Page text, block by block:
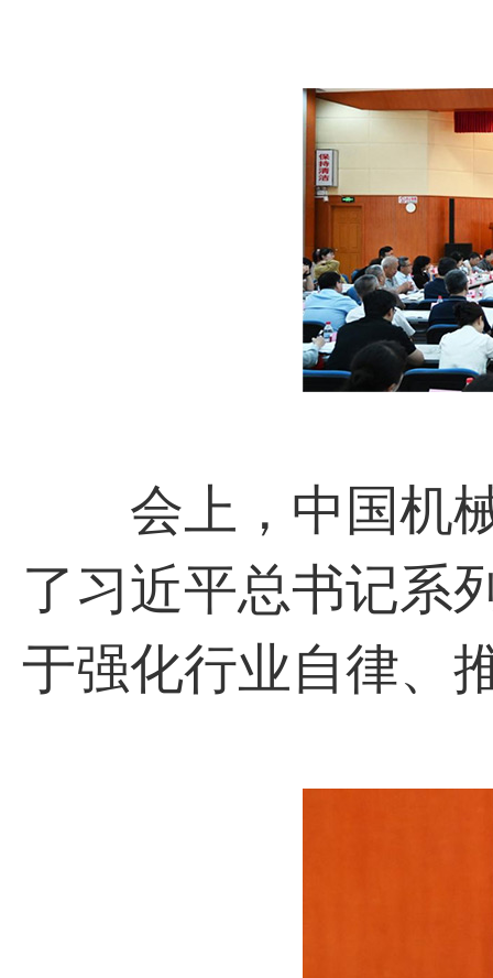
会上，中国机械
了习近平总书记系
于强化行业自律、